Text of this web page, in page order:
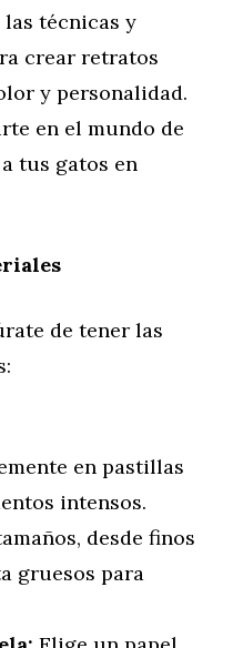
técnicas y
crear retratos
y personalidad.
en el mundo de
tus gatos en
de tener las
en pastillas
intensos.
desde finos
gruesos para